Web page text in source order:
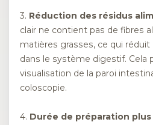
3. Réduction des résidus
clair ne contient pas de fibres
matières grasses, ce qui
dans le système digestif. Cela
visualisation de la paroi
coloscopie.
4. Durée de préparation